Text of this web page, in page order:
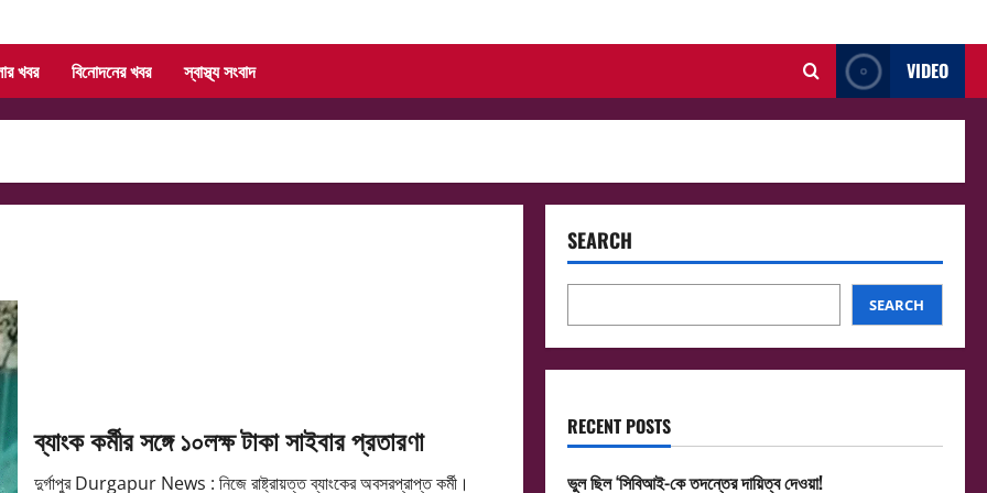
খবর বিনোদনের খবর স্বাস্থ্য সংবাদ VIDEO
ব্যাংক কর্মীর সঙ্গে ১০লক্ষ টাকা সাইবার প্রতারণা
দুর্গাপুর Durgapur News : নিজে রাষ্ট্রায়ত্ত ব্যাংকের অবসরপ্রাপ্ত কর্মী।
SEARCH
SEARCH
RECENT POSTS
ভুল ছিল ‘সিবিআই-কে তদন্তের দায়িত্ব দেওয়া!